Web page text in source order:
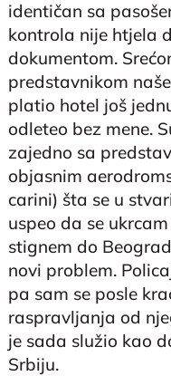
identičan sa
kontrola nije htjela
dokumentom.
predstavnikom
platio hotel još
odleteo bez mene.
zajedno sa
objasnim
carini) šta se u
uspeo da se
stignem do
novi problem.
pa sam se posle
raspravljanja od
je sada služio kao
Srbiju.